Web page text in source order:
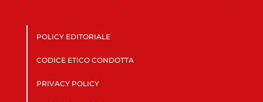
POLICY EDITORIALE
CODICE ETICO CONDOTTA
PRIVACY POLICY